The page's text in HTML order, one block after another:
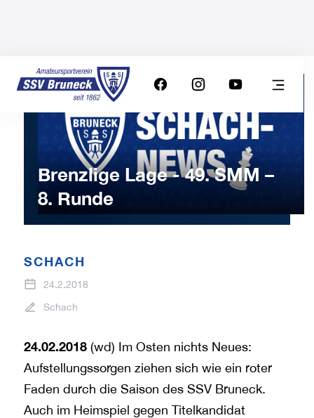
Brenzlige Lage - 49. SMM –
8. Runde
SCHACH
24.2.2018
Schach
24.02.2018(wd) Im Osten nichts Neues:
Aufstellungssorgen ziehen sich wie ein roter
Faden durch die Saison des SSV Bruneck.
Auch im Heimspiel gegen Titelkandidat